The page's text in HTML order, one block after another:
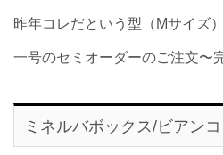
昨年コレだという型（Mサイズ
一号のセミオーダーのご注文〜
ミネルバボックス/ビアンコ